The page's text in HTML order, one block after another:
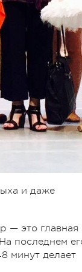
и даже
— это главная
последнем
минут делает